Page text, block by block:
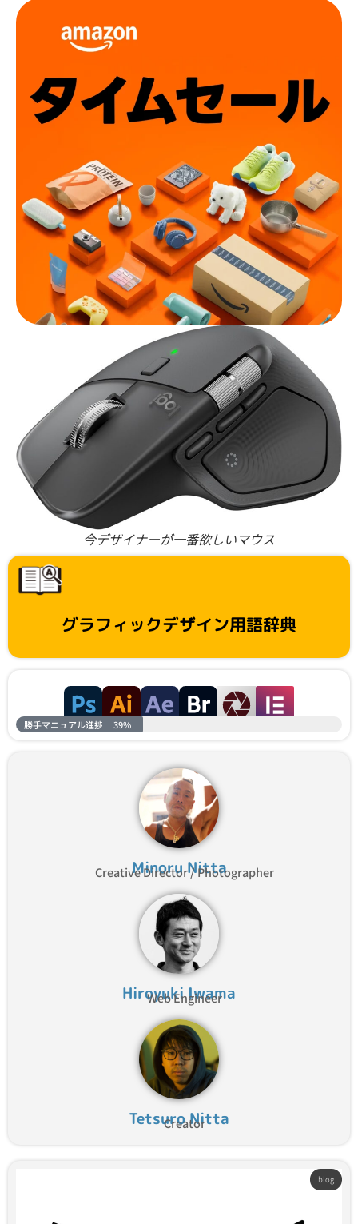
今デザイナーが一番欲しいマウス
グラフィックデザイン用語辞典
勝手マニュアル進捗 39%
Minoru Nitta
Creative Director / Photographer
Hiroyuki Iwama
Web Engineer
Tetsuro Nitta
Creator
blog